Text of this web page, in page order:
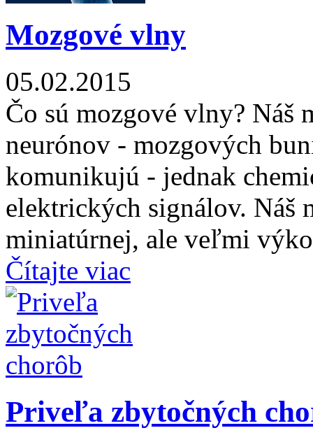
Mozgové vlny
05.02.2015
Čo sú mozgové vlny? Náš
neurónov - mozgových
komunikujú - jednak
elektrických signálov. Náš
miniatúrnej, ale veľmi
Čítajte viac
Priveľa zbytočných